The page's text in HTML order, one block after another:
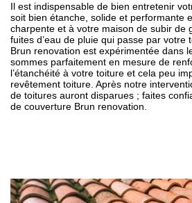
Il est indispensable de bien entretenir
soit bien étanche, solide et performante
charpente et à votre maison de subir de
fuites d’eau de pluie qui passe par votre
Brun renovation est expérimentée dans
sommes parfaitement en mesure de
l’étanchéité à votre toiture et cela peu
revêtement toiture. Après notre
de toitures auront disparues ; faites
de couverture Brun renovation.